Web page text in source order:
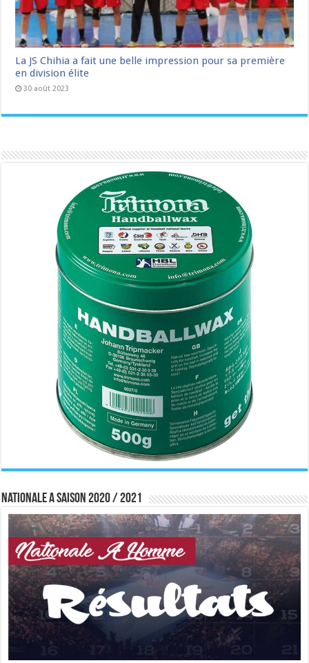
La JS Chihia a fait une belle impression pour sa première
en division élite
30 août 2023
Nationale A saison 2020 / 2021